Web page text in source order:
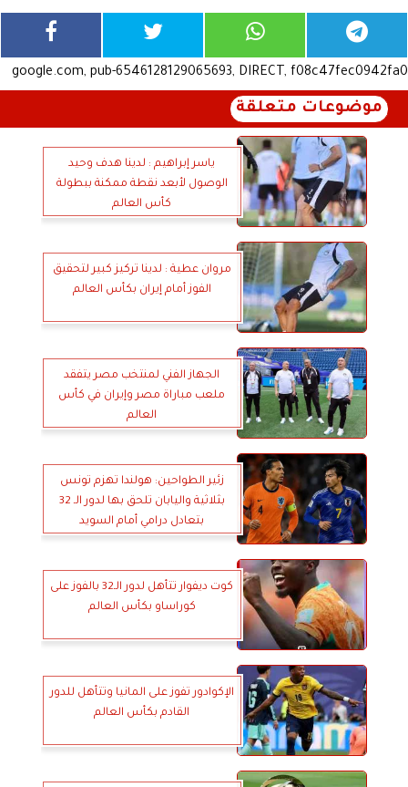
google.com, pub-6546128129065693, DIRECT, f08c47fec0942fa0
موضوعات متعلقة
ياسر إبراهيم : لدينا هدف وحيد
الوصول لأبعد نقطة ممكنة ببطولة
كأس العالم
مروان عطية : لدينا تركيز كبير لتحقيق
الفوز أمام إيران بكأس العالم
الجهاز الفني لمنتخب مصر يتفقد
ملعب مباراة مصر وإيران في كأس
العالم
زئير الطواحين: هولندا تهزم تونس
بثلاثية واليابان تلحق بها لدور الـ 32
بتعادل درامي أمام السويد
كوت ديفوار تتأهل لدور الـ32 بالفوز على
كوراساو بكأس العالم
الإكوادور تفوز على المانيا وتتأهل للدور
القادم بكأس العالم